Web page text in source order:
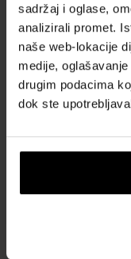
sadržaj i oglase,
analizirali promet.
naše web-lokacije
medije,
drugim podacima
dok ste
Nina
Od
Nina
Od